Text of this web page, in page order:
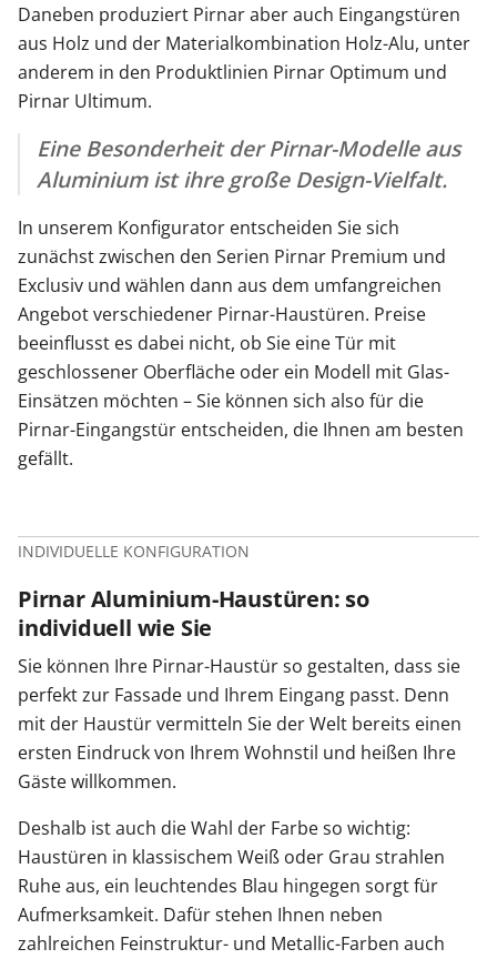
Daneben produziert Pirnar aber auch Eingangstüren
aus Holz und der Materialkombination Holz-Alu, unter
anderem in den Produktlinien Pirnar Optimum und
Pirnar Ultimum.
Eine Besonderheit der Pirnar-Modelle aus
Aluminium ist ihre große Design-Vielfalt.
In unserem Konfigurator entscheiden Sie sich
zunächst zwischen den Serien Pirnar Premium und
Exclusiv und wählen dann aus dem umfangreichen
Angebot verschiedener Pirnar-Haustüren. Preise
beeinflusst es dabei nicht, ob Sie eine Tür mit
geschlossener Oberfläche oder ein Modell mit Glas-
Einsätzen möchten – Sie können sich also für die
Pirnar-Eingangstür entscheiden, die Ihnen am besten
gefällt.
INDIVIDUELLE KONFIGURATION
Pirnar Aluminium-Haustüren: so
individuell wie Sie
Sie können Ihre Pirnar-Haustür so gestalten, dass sie
perfekt zur Fassade und Ihrem Eingang passt. Denn
mit der Haustür vermitteln Sie der Welt bereits einen
ersten Eindruck von Ihrem Wohnstil und heißen Ihre
Gäste willkommen.
Deshalb ist auch die Wahl der Farbe so wichtig:
Haustüren in klassischem Weiß oder Grau strahlen
Ruhe aus, ein leuchtendes Blau hingegen sorgt für
Aufmerksamkeit. Dafür stehen Ihnen neben
zahlreichen Feinstruktur- und Metallic-Farben auch